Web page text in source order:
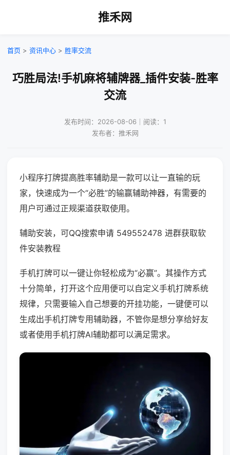
推禾网
首页 > 资讯中心 > 胜率交流
巧胜局法!手机麻将辅牌器_插件安装-胜率
交流
发布时间：2026-08-06｜阅读：1
发布者：推禾网
小程序打牌提高胜率辅助是一款可以让一直输的玩
家，快速成为一个“必胜”的输赢辅助神器，有需要的
用户可通过正规渠道获取使用。
辅助安装，可QQ搜索申请 549552478 进群获取软
件安装教程
手机打牌可以一键让你轻松成为“必赢”。其操作方式
十分简单，打开这个应用便可以自定义手机打牌系统
规律，只需要输入自己想要的开挂功能，一键便可以
生成出手机打牌专用辅助器，不管你是想分享给好友
或者使用手机打牌AI辅助都可以满足需求。